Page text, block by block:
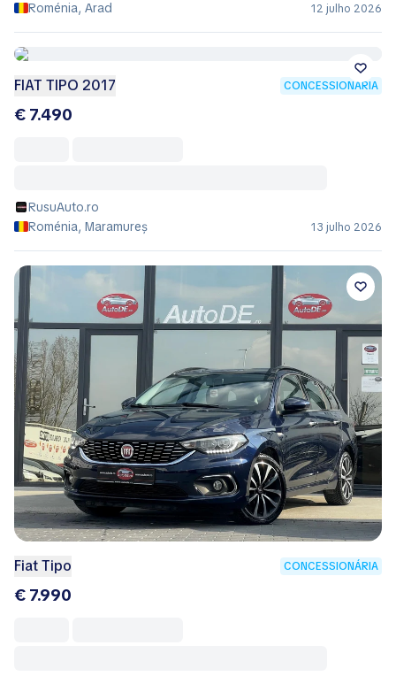
Roménia, Arad 12 julho 2026
FIAT TIPO 2017 CONCESSIONÁRIA
€ 7.490
RusuAuto.ro
Roménia, Maramureș
13 julho 2026
Fiat Tipo CONCESSIONÁRIA
€ 7.990